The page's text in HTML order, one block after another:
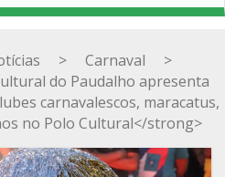
> Carnaval
>
do Paudalho apresenta
carnavalescos, maracatus,
no Polo Cultural</strong>